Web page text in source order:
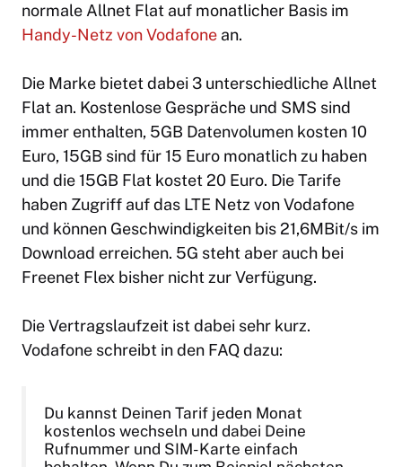
normale Allnet Flat auf monatlicher Basis im
Handy-Netz von Vodafone an.
Die Marke bietet dabei 3 unterschiedliche Allnet
Flat an. Kostenlose Gespräche und SMS sind
immer enthalten, 5GB Datenvolumen kosten 10
Euro, 15GB sind für 15 Euro monatlich zu haben
und die 15GB Flat kostet 20 Euro. Die Tarife
haben Zugriff auf das LTE Netz von Vodafone
und können Geschwindigkeiten bis 21,6MBit/s im
Download erreichen. 5G steht aber auch bei
Freenet Flex bisher nicht zur Verfügung.
Die Vertragslaufzeit ist dabei sehr kurz.
Vodafone schreibt in den FAQ dazu:
Du kannst Deinen Tarif jeden Monat
kostenlos wechseln und dabei Deine
Rufnummer und SIM-Karte einfach